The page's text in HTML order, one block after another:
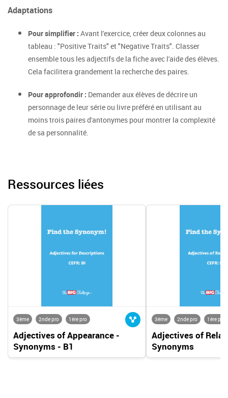
Adaptations
Pour simplifier : Avant l'exercice, créer deux colonnes au
tableau : "Positive Traits" et "Negative Traits". Classer
ensemble tous les adjectifs de la fiche avec l'aide des élèves.
Cela facilitera grandement la recherche des paires.
Pour approfondir : Demander aux élèves de décrire un
personnage de leur série ou livre préféré en utilisant au
moins trois paires d'antonymes pour montrer la complexité
de sa personnalité.
Ressources liées
3ème 2nde pro 1ère pro
Adjectives of Appearance -
Synonyms - B1
3ème 2nde pro 1ère pro
Adjectives of
Synonyms